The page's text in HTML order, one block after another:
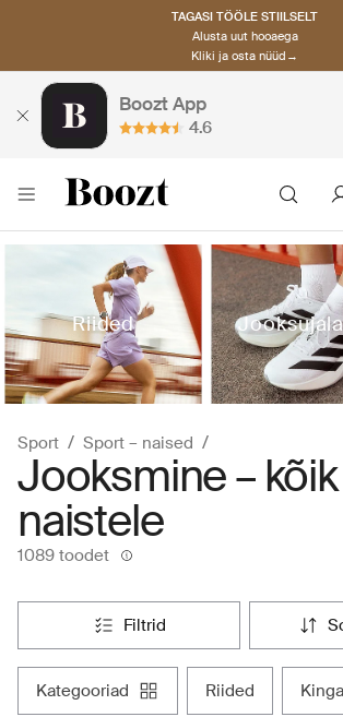
TAGASI TÖÖLE STIILSELT
Alusta uut hooaega
Kliki ja osta nüüd→
Boozt App
4.6
Riided
Sport Sport – naised
Jooksmine –
naistele
1089 toodet
filtrid
kategooriad riided